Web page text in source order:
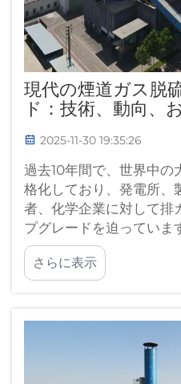
現代の煙道ガス脱
ド：技術、動向、
2025-11-30 19:35:26
過去10年間で、世界中の
格化しており、発電所、
者、化学企業に対して排
プグレードを迫っていま
さらに表示